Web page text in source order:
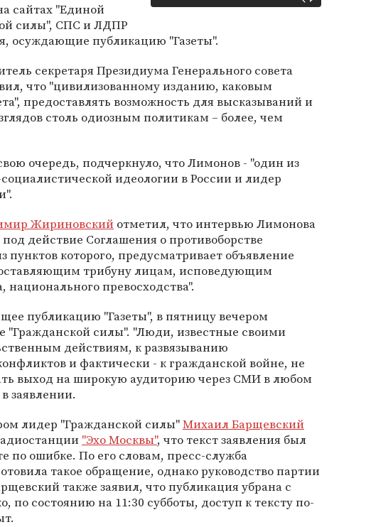
сайтах "Единой
силы", СПС и ЛДПР
осуждающие публикацию "Газеты".
секретаря Президиума Генерального совета
что "цивилизованному изданию, каковым
предоставлять возможность для высказываний и
столь одиозным политикам – более, чем
очередь, подчеркнуло, что Лимонов - "один из
идеологии в России и лидер
Жириновский отметил, что интервью Лимонова
под действие Соглашения о противоборстве
пунктов которого, предусматривает объявление
трибуну лицам, исповедующим
превосходства".
публикацию "Газеты", в пятницу вечером
"Гражданской силы". "Люди, известные своими
действиям, к развязыванию
и фактически - к гражданской войне, не
выход на широкую аудиторию через СМИ в любом
заявлении.
лидер "Гражданской силы"Михаил Барщевский
"Эхо Москвы", что текст заявления был
по ошибке. По его словам, пресс-служба
такое обращение, однако руководство партии
также заявил, что публикация убрана с
по состоянию на 11:30 субботы, доступ к тексту по-